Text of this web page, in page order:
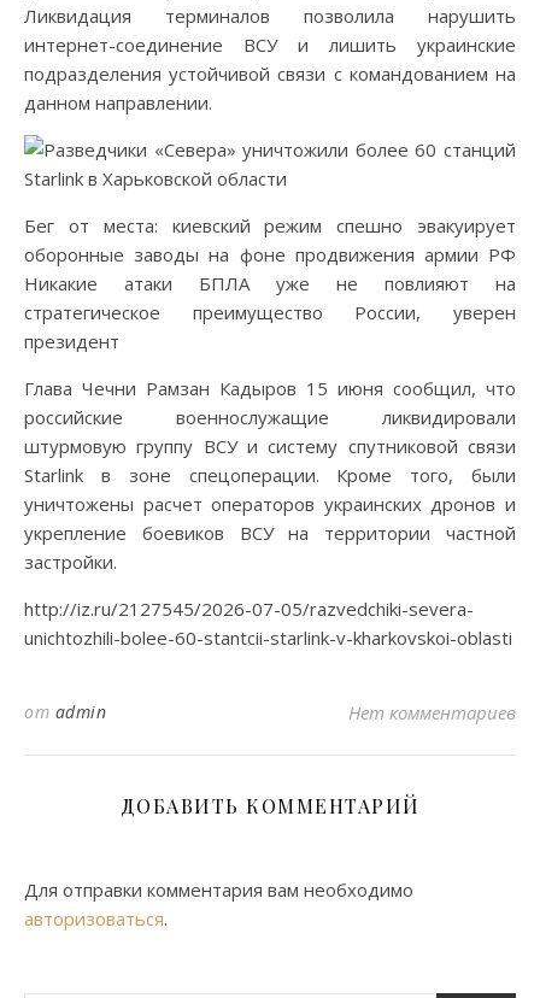
Ликвидация терминалов позволила нарушить
интернет-соединение ВСУ и лишить украинские
подразделения устойчивой связи с командованием на
данном направлении.
Бег от места: киевский режим спешно эвакуирует
оборонные заводы на фоне продвижения армии РФ
Никакие атаки БПЛА уже не повлияют на
стратегическое преимущество России, уверен
президент
Глава Чечни Рамзан Кадыров 15 июня сообщил, что
российские военнослужащие ликвидировали
штурмовую группу ВСУ и систему спутниковой связи
Starlink в зоне спецоперации. Кроме того, были
уничтожены расчет операторов украинских дронов и
укрепление боевиков ВСУ на территории частной
застройки.
http://iz.ru/2127545/2026-07-05/razvedchiki-severa-
unichtozhili-bolee-60-stantcii-starlink-v-kharkovskoi-oblasti
от admin Нет комментариев
ДОБАВИТЬ КОММЕНТАРИЙ
Для отправки комментария вам необходимо
авторизоваться.